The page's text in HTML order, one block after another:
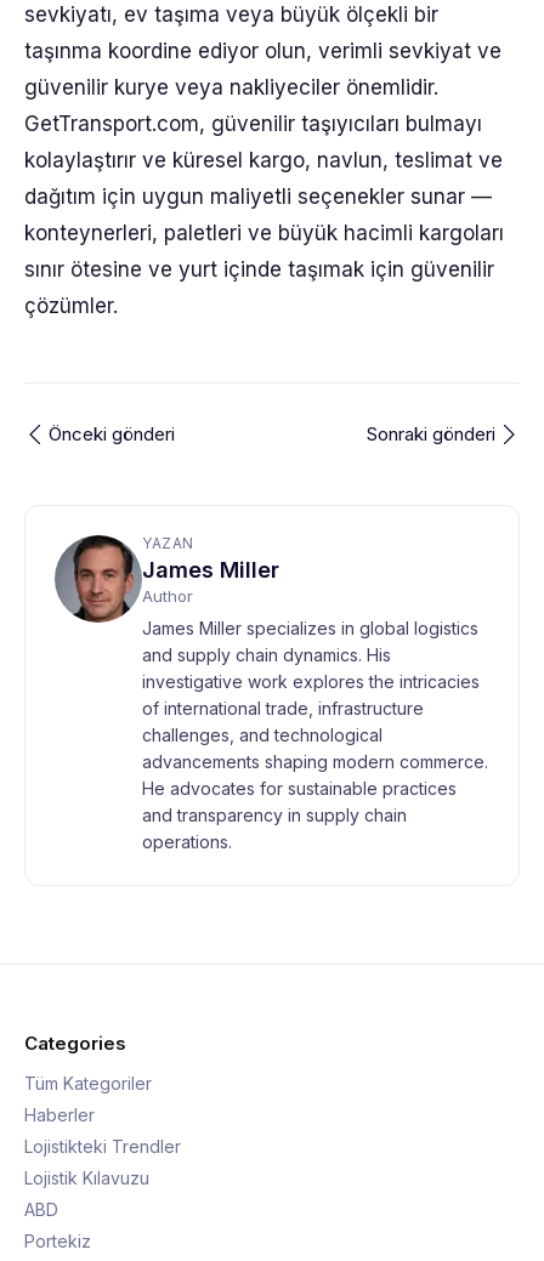
sevkiyatı, ev taşıma veya büyük ölçekli bir
taşınma koordine ediyor olun, verimli sevkiyat ve
güvenilir kurye veya nakliyeciler önemlidir.
GetTransport.com, güvenilir taşıyıcıları bulmayı
kolaylaştırır ve küresel kargo, navlun, teslimat ve
dağıtım için uygun maliyetli seçenekler sunar —
konteynerleri, paletleri ve büyük hacimli kargoları
sınır ötesine ve yurt içinde taşımak için güvenilir
çözümler.
Önceki gönderi Sonraki gönderi
YAZAN
James Miller
Author
James Miller specializes in global logistics
and supply chain dynamics. His
investigative work explores the intricacies
of international trade, infrastructure
challenges, and technological
advancements shaping modern commerce.
He advocates for sustainable practices
and transparency in supply chain
operations.
Categories
Tüm Kategoriler
Haberler
Lojistikteki Trendler
Lojistik Kılavuzu
ABD
Portekiz